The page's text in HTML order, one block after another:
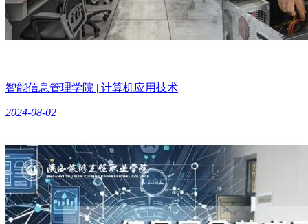
智能信息管理学院 | 计算机应用技术
2024-08-02